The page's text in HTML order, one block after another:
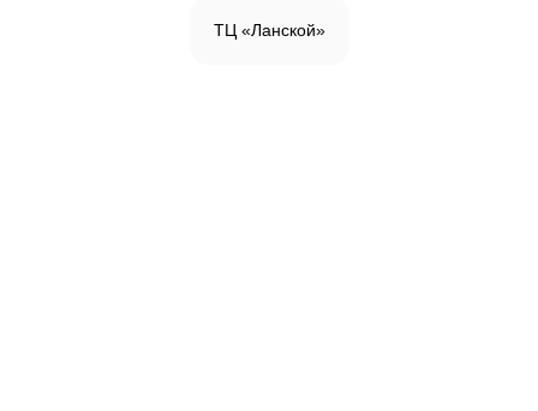
ТЦ «Ланской»